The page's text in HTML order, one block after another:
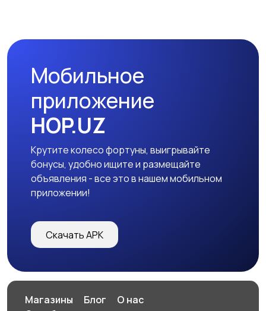
Мобильное
приложение
HOP.UZ
Крутите колесо фортуны, выигрывайте
бонусы, удобно ищите и размещайте
объявления - все это в нашем мобильном
приложении!
Скачать APK
Магазины Блог
О нас